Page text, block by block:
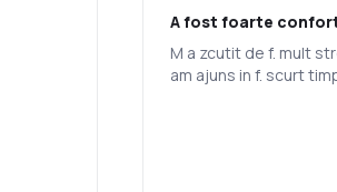
A fost foarte
M a zcutit de f. mult
am ajuns in f. scurt